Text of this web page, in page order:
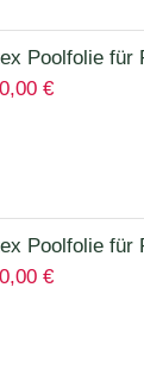
Poolfolie für
x 200 x 100
€
Poolfolie für
x 122 cm
€